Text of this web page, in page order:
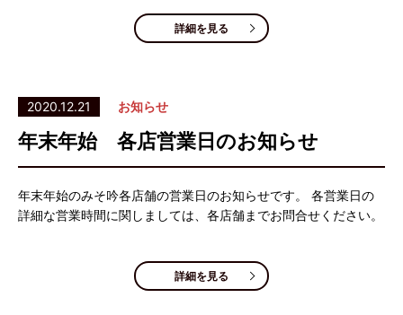
詳細を見る
2020.12.21 お知らせ
年末年始 各店営業日のお知らせ
年末年始のみそ吟各店舗の営業日のお知らせです。 各営業日の
詳細な営業時間に関しましては、各店舗までお問合せください。
詳細を見る